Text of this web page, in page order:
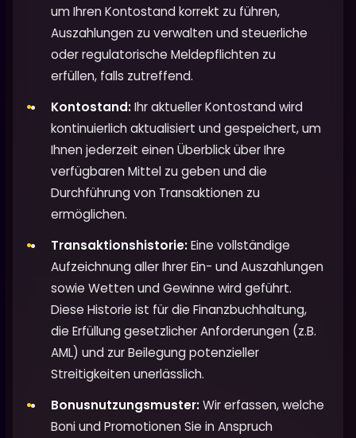
um Ihren Kontostand korrekt zu führen,
Auszahlungen zu verwalten und steuerliche
oder regulatorische Meldepflichten zu
erfüllen, falls zutreffend.
Kontostand:Ihr aktueller Kontostand wird
kontinuierlich aktualisiert und gespeichert, um
Ihnen jederzeit einen Überblick über Ihre
verfügbaren Mittel zu geben und die
Durchführung von Transaktionen zu
ermöglichen.
Transaktionshistorie:Eine vollständige
Aufzeichnung aller Ihrer Ein- und Auszahlungen
sowie Wetten und Gewinne wird geführt.
Diese Historie ist für die Finanzbuchhaltung,
die Erfüllung gesetzlicher Anforderungen (z.B.
AML) und zur Beilegung potenzieller
Streitigkeiten unerlässlich.
Bonusnutzungsmuster:Wir erfassen, welche
Boni und Promotionen Sie in Anspruch